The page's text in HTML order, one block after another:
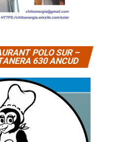
POLO SUR –
630 ANCUD